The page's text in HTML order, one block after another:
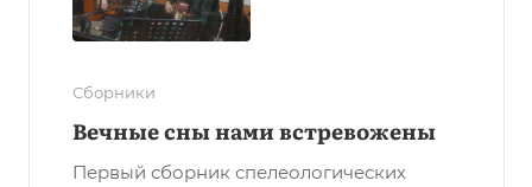
Сборники
Вечные сны нами встревожены
Первый сборник спелеологических